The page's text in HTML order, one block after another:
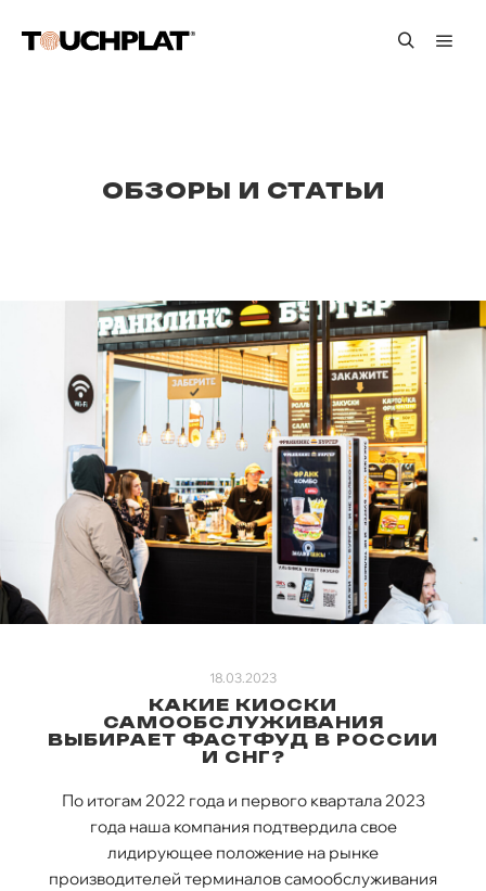
ОБЗОРЫ И СТАТЬИ
18.03.2023
КАКИЕ КИОСКИ
САМООБСЛУЖИВАНИЯ
ВЫБИРАЕТ ФАСТФУД В РОССИИ
И СНГ?
По итогам 2022 года и первого квартала 2023
года наша компания подтвердила свое
лидирующее положение на рынке
производителей терминалов самообслуживания